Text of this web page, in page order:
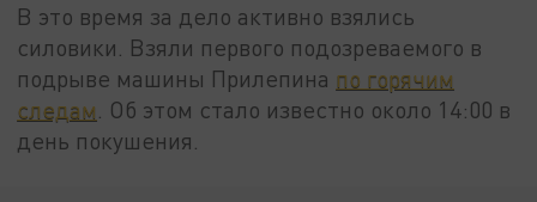
В это время за дело активно взялись
силовики. Взяли первого подозреваемого в
подрыве машины Прилепина по горячим
следам . Об этом стало известно около 14:00 в
день покушения.